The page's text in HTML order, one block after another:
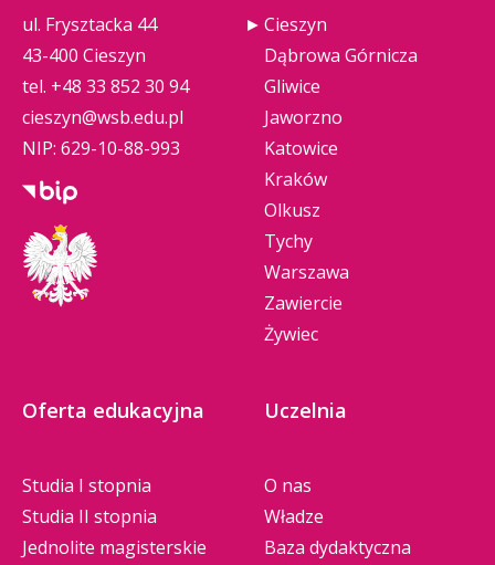
ul. Frysztacka 44
43-400 Cieszyn
tel. +48 33 852 30 94
cieszyn@wsb.edu.pl
NIP: 629-10-88-993
Cieszyn
Dąbrowa Górnicza
Gliwice
Jaworzno
Katowice
Kraków
Olkusz
Tychy
Warszawa
Zawiercie
Żywiec
Oferta edukacyjna
Studia I stopnia
Studia II stopnia
Jednolite magisterskie
Uczelnia
O nas
Władze
Baza dydaktyczna